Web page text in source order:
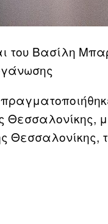
του Βασίλη
Θεσσαλονίκης,
Θεσσαλονίκης,